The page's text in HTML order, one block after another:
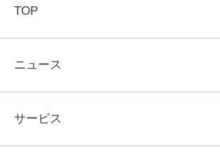
TOP
ニュース
サービス